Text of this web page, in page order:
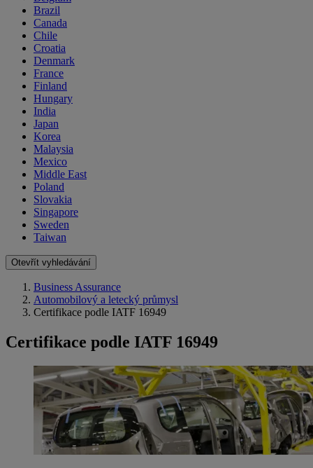
Brazil
Canada
Chile
Croatia
Denmark
France
Finland
Hungary
India
Japan
Korea
Malaysia
Mexico
Middle East
Poland
Slovakia
Singapore
Sweden
Taiwan
Otevřít vyhledávání
Business Assurance
Automobilový a letecký průmysl
Certifikace podle IATF 16949
Certifikace podle IATF 16949